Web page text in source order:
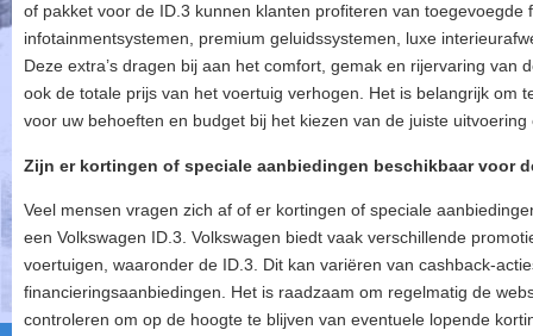
of pakket voor de ID.3 kunnen klanten profiteren van toegevoegde
infotainmentsystemen, premium geluidssystemen, luxe
Deze extra’s dragen bij aan het comfort, gemak en rijervaring van
ook de totale prijs van het voertuig verhogen. Het is belangrijk om
voor uw behoeften en budget bij het kiezen van de juiste
Zijn er kortingen of speciale aanbiedingen beschikbaar voor
Veel mensen vragen zich af of er kortingen of speciale
een Volkswagen ID.3. Volkswagen biedt vaak verschillende
voertuigen, waaronder de ID.3. Dit kan variëren van cashback-
financieringsaanbiedingen. Het is raadzaam om regelmatig de
controleren om op de hoogte te blijven van eventuele lopende